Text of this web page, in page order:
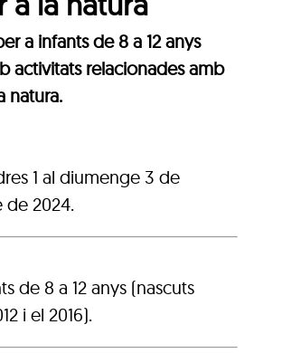
a infants de 8 a 12 anys
activitats relacionades amb
natura.
1 al diumenge 3 de
de 2024.
de 8 a 12 anys (nascuts
i el 2016).